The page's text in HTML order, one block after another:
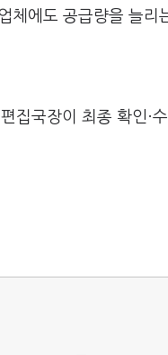
체에도 공급량을 늘리
집국장이 최종 확인·